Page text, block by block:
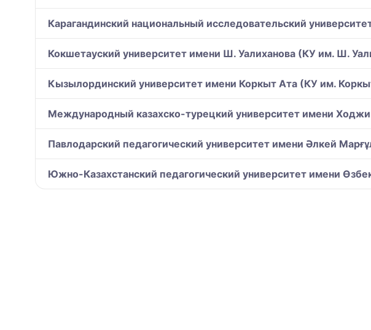
Карагандинский национальный исследовательский
Кокшетауский университет имени Ш. Уалиханова (КУ им. Ш.
Кызылординский университет имени Коркыт Ата (КУ им.
Международный казахско-турецкий университет имени
Павлодарский педагогический университет имени Әлкей
Южно-Казахстанский педагогический университет имени